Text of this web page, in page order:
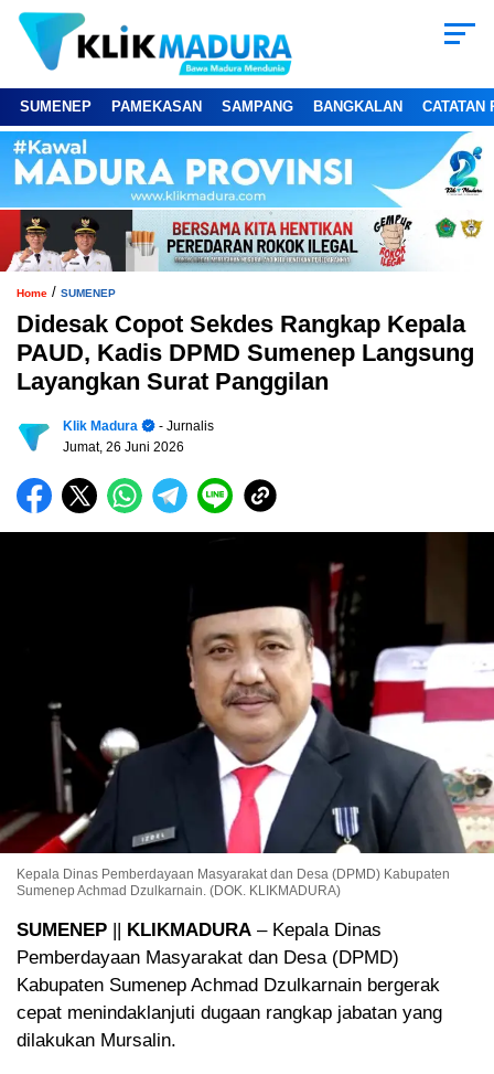
SUMENEP PAMEKASAN SAMPANG BANGKALAN CATATAN
Home / SUMENEP
Didesak Copot Sekdes Rangkap Kepala
PAUD, Kadis DPMD Sumenep Langsung
Layangkan Surat Panggilan
Klik Madura
- Jurnalis
Jumat, 26 Juni 2026
Kepala Dinas Pemberdayaan Masyarakat dan Desa (DPMD) Kabupaten
Sumenep Achmad Dzulkarnain. (DOK. KLIKMADURA)
SUMENEP KLIKMADURA – Kepala Dinas
Pemberdayaan Masyarakat dan Desa (DPMD)
Kabupaten Sumenep Achmad Dzulkarnain bergerak
cepat menindaklanjuti dugaan rangkap jabatan yang
dilakukan Mursalin.